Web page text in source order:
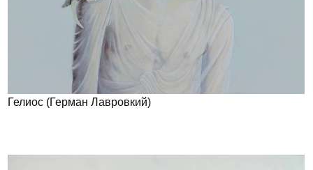
Гелиос (Герман Лавровкий)